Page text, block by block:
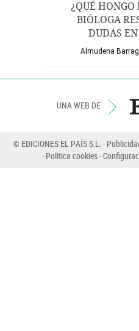
¿QUÉ HONGO
BIÓLOGA
DUDAS
Almudena
UNA WEB DE
© EDICIONES EL PAÍS S.L.
Política cookies